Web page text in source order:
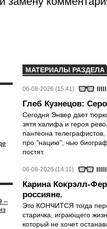
–
МАТЕРИАЛЫ РАЗДЕЛА
06-08-2026 (15:41)
Глеб Кузнецов:
Сегодня Энвер дает
зятя халифа и героя
пантеона
про "нацию", чью
постят.
06-08-2026 (14:11)
Карина Кокрэлл-
россияне.
Это КОНЧИТСЯ тогда
старичка, играющего
который не хочет